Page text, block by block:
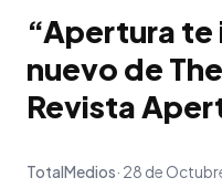
“Apertura te
nuevo de
Revista
TotalMedios 28 de